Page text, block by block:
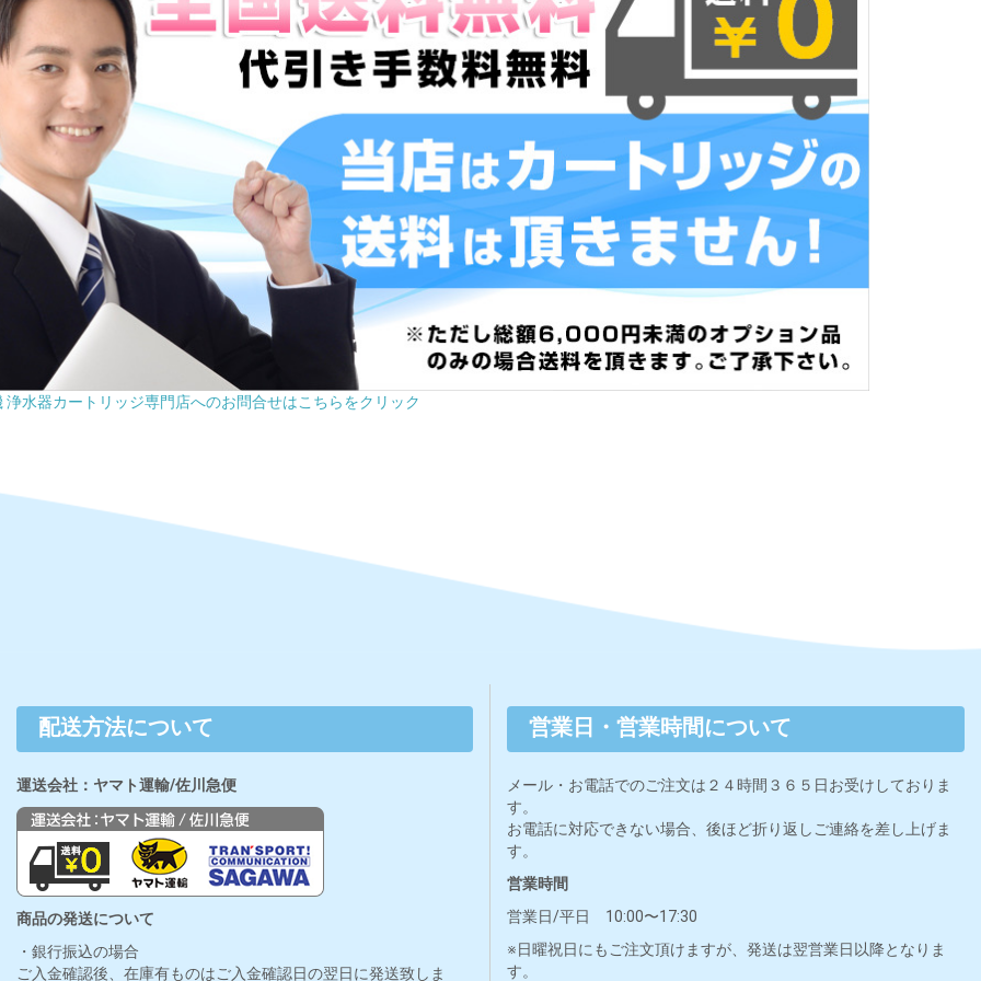
浄水器カートリッジ専門店へのお問合せはこちらをクリック
配送方法について
運送会社：ヤマト運輸/佐川急便
商品の発送について
・銀行振込の場合
ご入金確認後、在庫有ものはご入金確認日の翌日に発送致しま
営業日・営業時間について
メール・お電話でのご注文は２４時間３６５日お受けしておりま
す。
お電話に対応できない場合、後ほど折り返しご連絡を差し上げま
す。
営業時間
営業日/平日 10:00〜17:30
※日曜祝日にもご注文頂けますが、発送は翌営業日以降となりま
す。